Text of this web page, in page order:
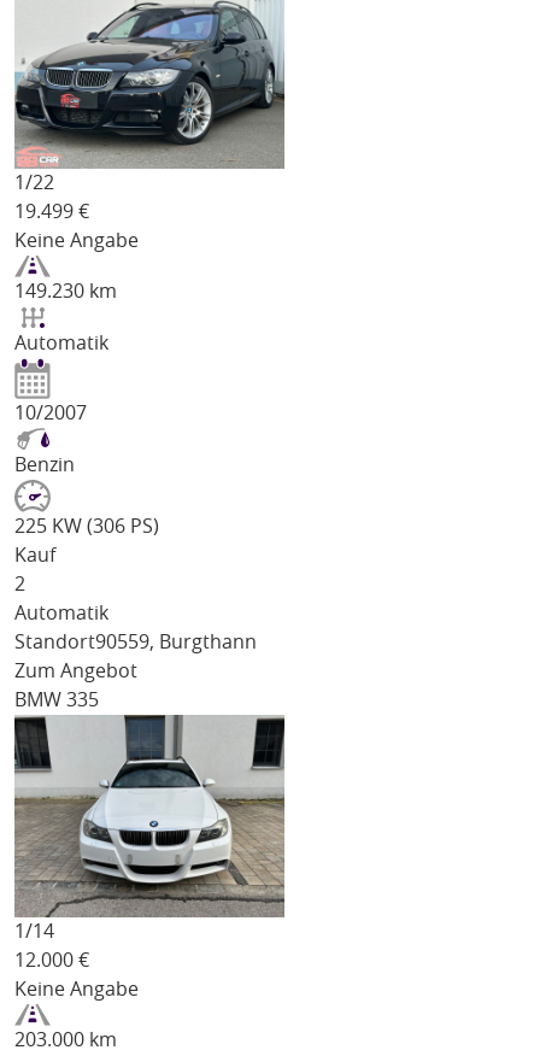
1/22
19.499 €
Keine Angabe
149.230 km
Automatik
10/2007
Benzin
225 KW (306 PS)
Kauf
2
Automatik
Standort90559, Burgthann
Zum Angebot
BMW 335
1/14
12.000 €
Keine Angabe
203.000 km